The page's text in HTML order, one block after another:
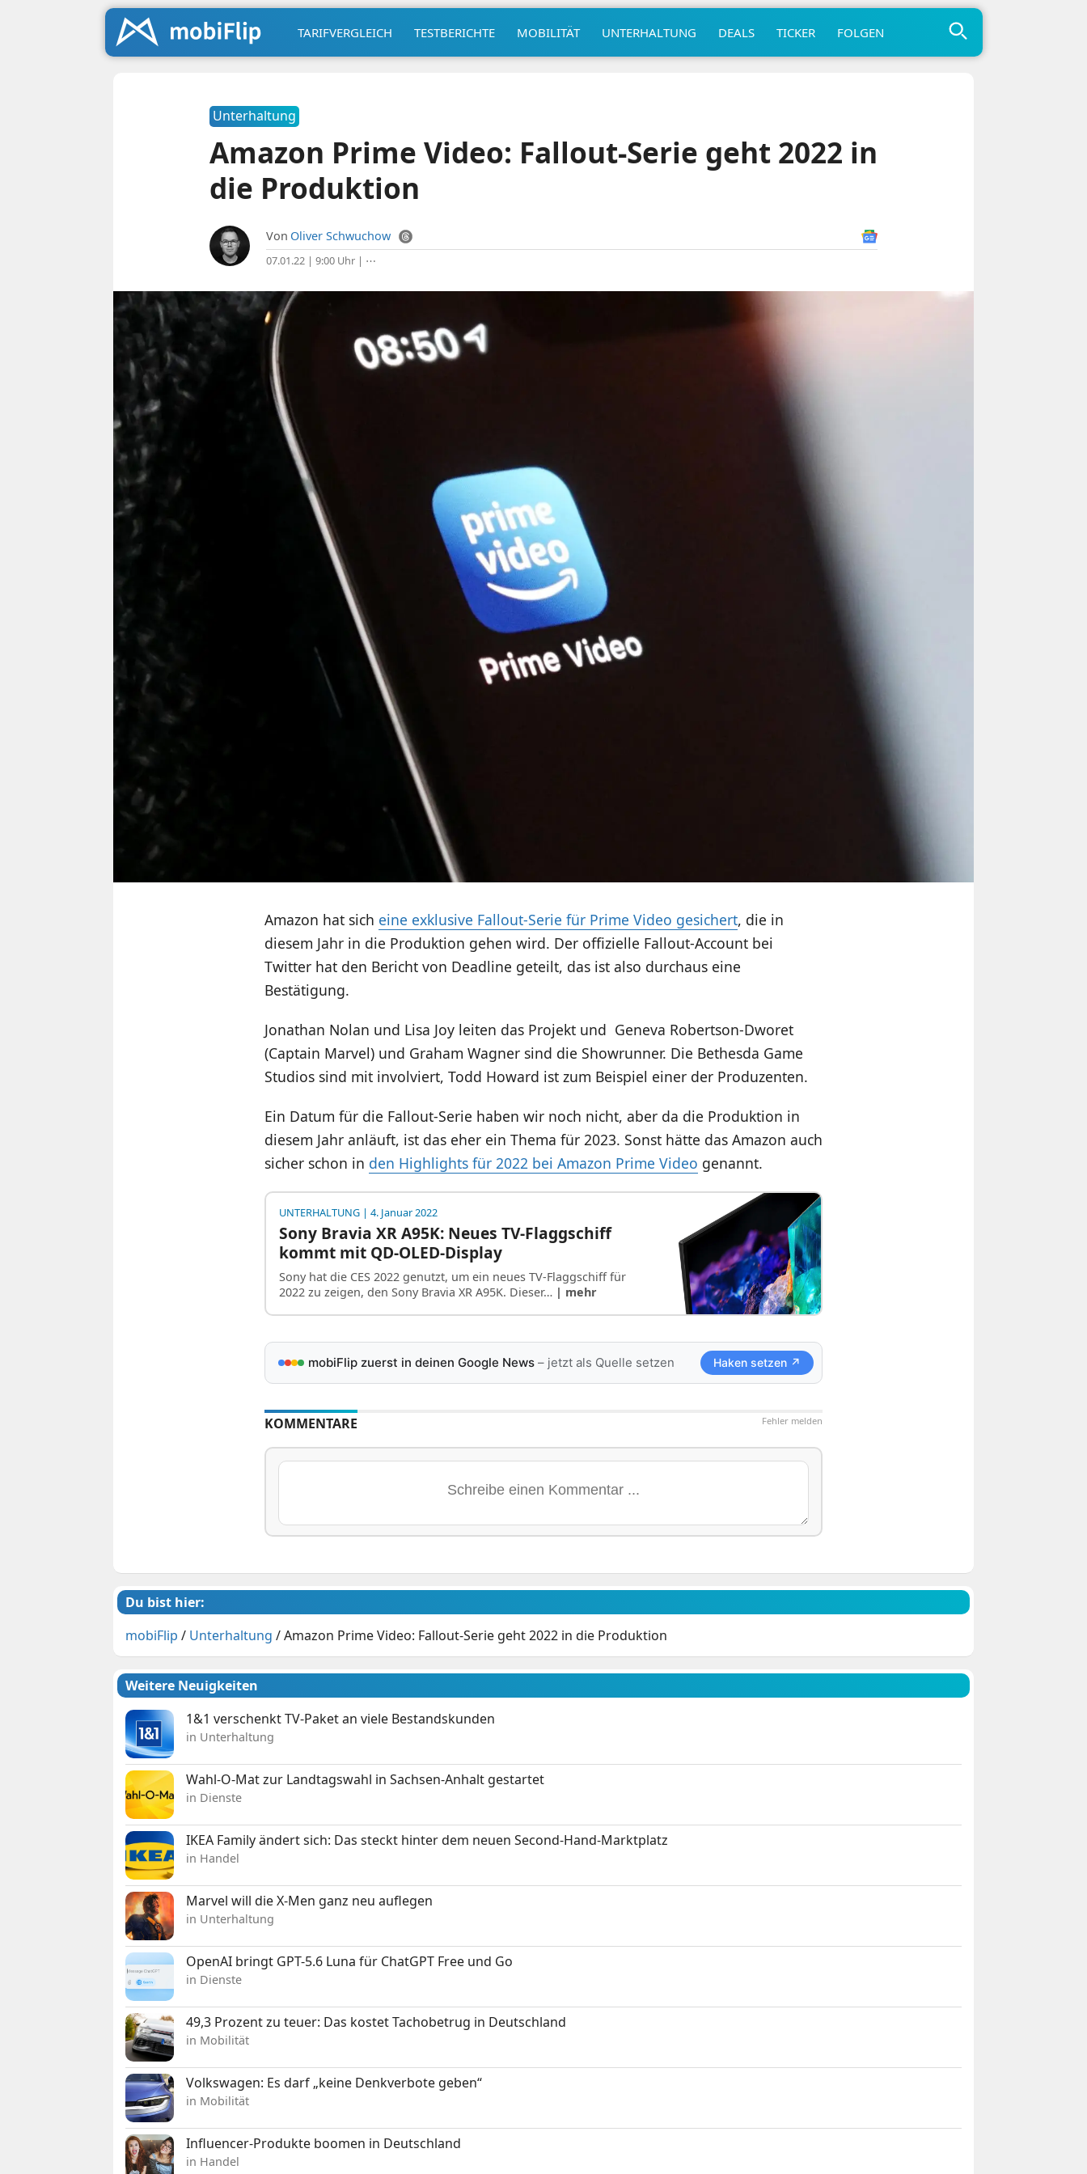
TARIFVERGLEICH TESTBERICHTE MOBILITÄT UNTERHALTUNG DEALS TICKER FOLGEN
Unterhaltung
Amazon Prime Video: Fallout-Serie geht 2022 in
die Produktion
Von Oliver Schwuchow
07.01.22 | 9:00 Uhr| ⋯
Amazon hat sich eine exklusive Fallout-Serie für Prime Video gesichert, die in
diesem Jahr in die Produktion gehen wird. Der offizielle Fallout-Account bei
Twitter hat den Bericht von Deadline geteilt, das ist also durchaus eine
Bestätigung.
Jonathan Nolan und Lisa Joy leiten das Projekt und Geneva Robertson-Dworet
(Captain Marvel) und Graham Wagner sind die Showrunner. Die Bethesda Game
Studios sind mit involviert, Todd Howard ist zum Beispiel einer der Produzenten.
Ein Datum für die Fallout-Serie haben wir noch nicht, aber da die Produktion in
diesem Jahr anläuft, ist das eher ein Thema für 2023. Sonst hätte das Amazon auch
sicher schon in den Highlights für 2022 bei Amazon Prime Video genannt.
UNTERHALTUNG| 4. Januar 2022
Sony Bravia XR A95K: Neues TV-Flaggschiff
kommt mit QD-OLED-Display
Sony hat die CES 2022 genutzt, um ein neues TV-Flaggschiff für
2022 zu zeigen, den Sony Bravia XR A95K. Dieser… | mehr
mobiFlip zuerst in deinen Google News– jetzt als Quelle setzen Haken setzen ↗
Fehler melden
KOMMENTARE
Du bist hier:
mobiFlip / Unterhaltung /Amazon Prime Video: Fallout-Serie geht 2022 in die Produktion
Weitere Neuigkeiten
1&1 verschenkt TV-Paket an viele Bestandskunden
in Unterhaltung
Wahl-O-Mat zur Landtagswahl in Sachsen-Anhalt gestartet
in Dienste
IKEA Family ändert sich: Das steckt hinter dem neuen Second-Hand-Marktplatz
in Handel
Marvel will die X-Men ganz neu auflegen
in Unterhaltung
OpenAI bringt GPT-5.6 Luna für ChatGPT Free und Go
in Dienste
49,3 Prozent zu teuer: Das kostet Tachobetrug in Deutschland
in Mobilität
Volkswagen: Es darf „keine Denkverbote geben“
in Mobilität
Influencer-Produkte boomen in Deutschland
in Handel